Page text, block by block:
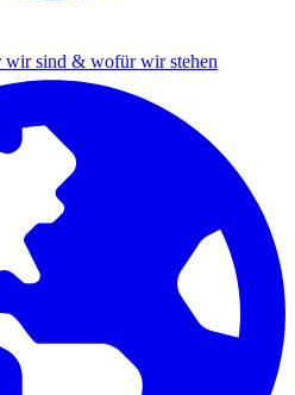
wir sind & wofür wir stehen